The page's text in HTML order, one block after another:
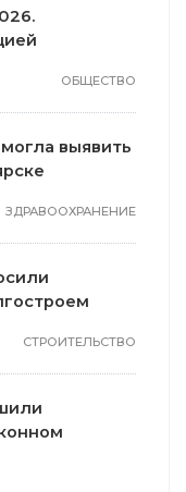
ОБЩЕСТВО
выявить
ЗДРАВООХРАНЕНИЕ
СТРОИТЕЛЬСТВО